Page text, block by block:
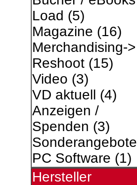
Load (5)
Magazine (16)
Merchandising->
Reshoot(15)
Video (3)
VD aktuell (4)
Anzeigen /
Spenden (3)
Sonderangebote
PC Software (1)
Hersteller